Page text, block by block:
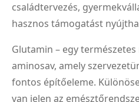
családtervezés,
hasznos támogatást
Glutamin – egy
aminosav, amely
fontos építőeleme.
van jelen az